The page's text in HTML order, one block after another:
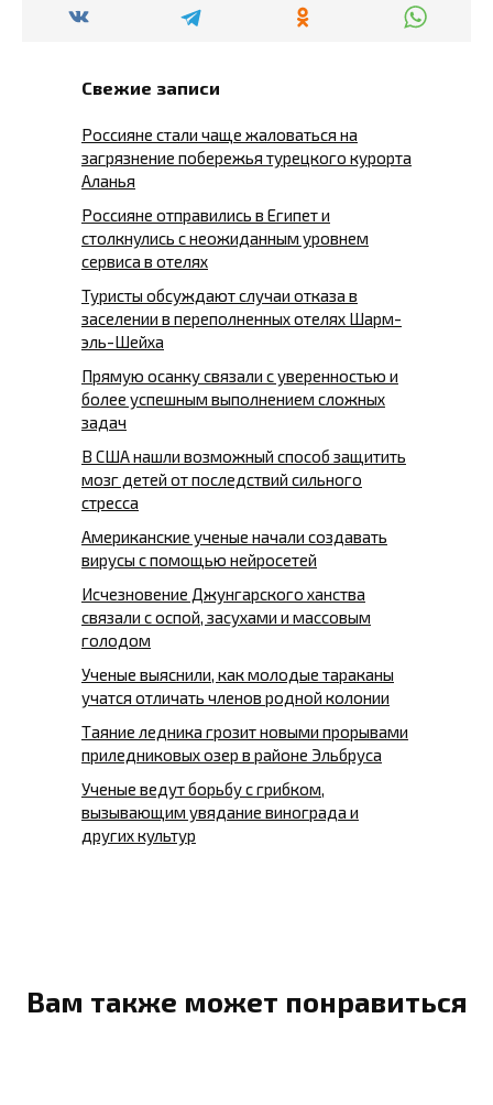
Свежие записи
Россияне стали чаще жаловаться на
загрязнение побережья турецкого курорта
Аланья
Россияне отправились в Египет и
столкнулись с неожиданным уровнем
сервиса в отелях
Туристы обсуждают случаи отказа в
заселении в переполненных отелях Шарм-
эль-Шейха
Прямую осанку связали с уверенностью и
более успешным выполнением сложных
задач
В США нашли возможный способ защитить
мозг детей от последствий сильного
стресса
Американские ученые начали создавать
вирусы с помощью нейросетей
Исчезновение Джунгарского ханства
связали с оспой, засухами и массовым
голодом
Ученые выяснили, как молодые тараканы
учатся отличать членов родной колонии
Таяние ледника грозит новыми прорывами
приледниковых озер в районе Эльбруса
Ученые ведут борьбу с грибком,
вызывающим увядание винограда и
других культур
Вам также может понравиться